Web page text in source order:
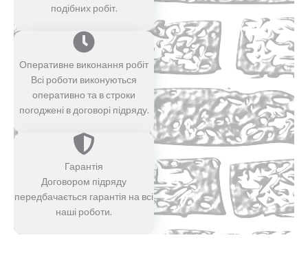
подібних робіт.
Оперативне виконання робіт
Всі роботи виконуються
оперативно та в строки
погоджені в договорі підряду.
Гарантія
Договором підряду
передбачається гарантія на всі
наші роботи.